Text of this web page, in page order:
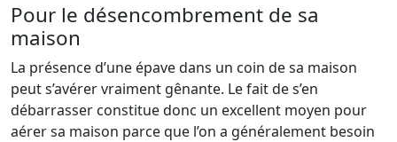
Pour le désencombrement de sa
maison
La présence d’une épave dans un coin de sa maison
peut s’avérer vraiment gênante. Le fait de s’en
débarrasser constitue donc un excellent moyen pour
aérer sa maison parce que l’on a généralement besoin